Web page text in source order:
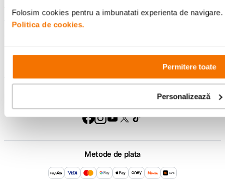
Folosim cookies pentru a imbunatati experienta de
Politica de cookies.
Permitere toate
Personalizează
Metode de plata